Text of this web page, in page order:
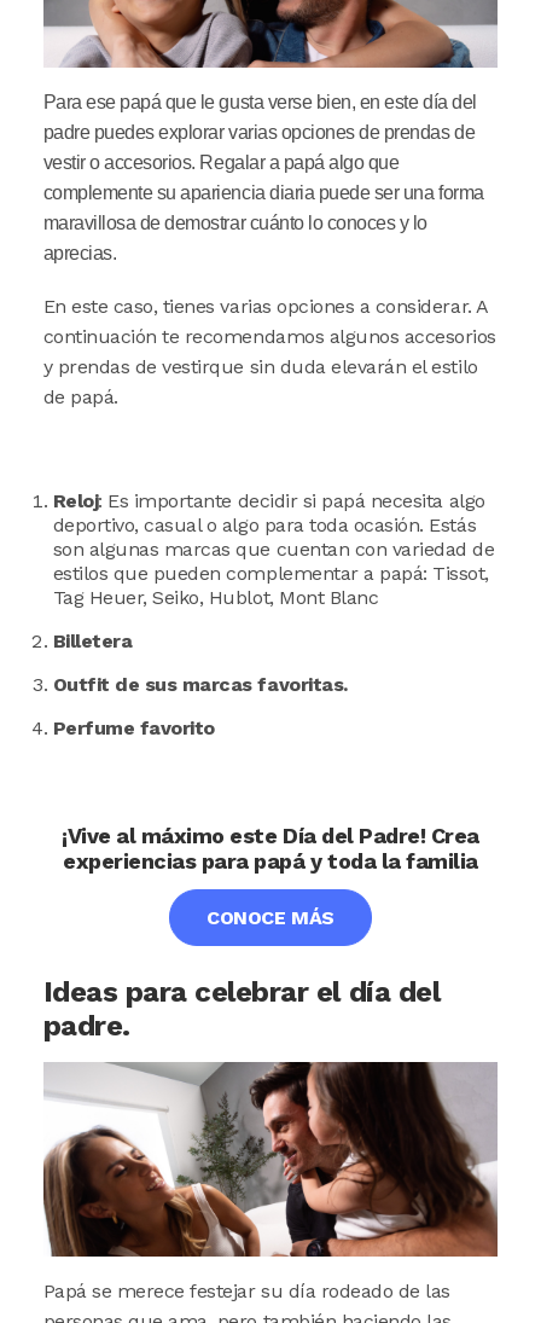
Para ese papá que le gusta verse bien, en este día del
padre puedes explorar varias opciones de prendas de
vestir o accesorios. Regalar a papá algo que
complemente su apariencia diaria puede ser una forma
maravillosa de demostrar cuánto lo conoces y lo
aprecias.
En este caso, tienes varias opciones a considerar. A
continuación te recomendamos algunos accesorios
y prendas de vestirque sin duda elevarán el estilo
de papá.
Reloj: Es importante decidir si papá necesita algo
deportivo, casual o algo para toda ocasión. Estás
son algunas marcas que cuentan con variedad de
estilos que pueden complementar a papá: Tissot,
Tag Heuer, Seiko, Hublot, Mont Blanc
Billetera
Outfit de sus marcas favoritas.
Perfume favorito
¡Vive al máximo este Día del Padre! Crea
experiencias para papá y toda la familia
CONOCE MÁS
Ideas para celebrar el día del
padre.
Papá se merece festejar su día rodeado de las